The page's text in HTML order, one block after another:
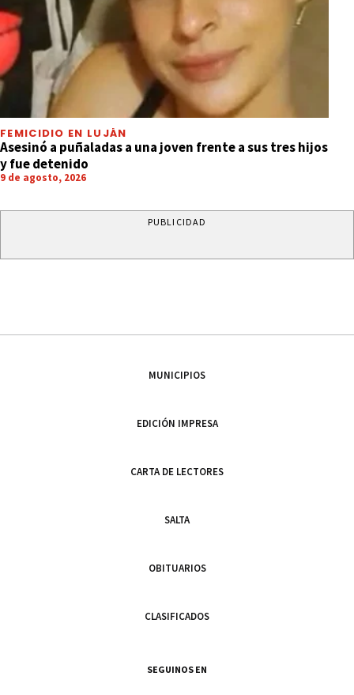
FEMICIDIO EN LUJÁN
Asesinó a puñaladas a una joven frente a sus tres hijos
y fue detenido
9 de agosto, 2026
PUBLICIDAD
MUNICIPIOS
EDICIÓN IMPRESA
CARTA DE LECTORES
SALTA
OBITUARIOS
CLASIFICADOS
SEGUINOS EN